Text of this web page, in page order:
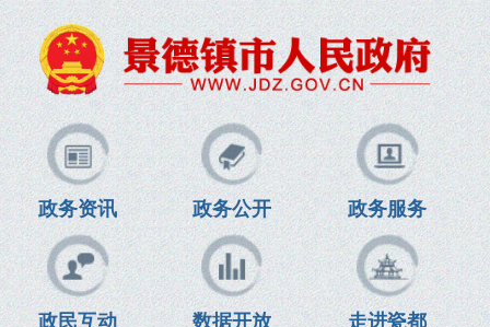
政务资讯 政务公开 政务服务
政民互动 数据开放 走进瓷都